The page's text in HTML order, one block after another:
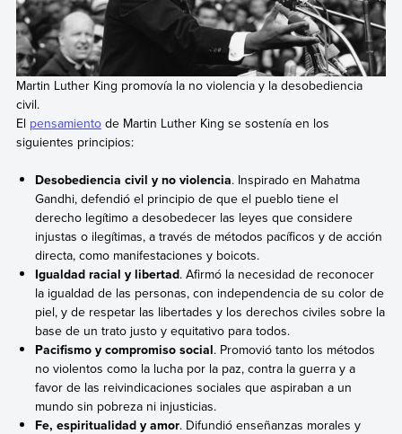
Martin Luther King promovía la no violencia y la desobediencia
civil.
El pensamientode Martin Luther King se sostenía en los
siguientes principios:
Desobediencia civil y no violencia. Inspirado en Mahatma
Gandhi, defendió el principio de que el pueblo tiene el
derecho legítimo a desobedecer las leyes que considere
injustas o ilegítimas, a través de métodos pacíficos y de acción
directa, como manifestaciones y boicots.
Igualdad racial y libertad. Afirmó la necesidad de reconocer
la igualdad de las personas, con independencia de su color de
piel, y de respetar las libertades y los derechos civiles sobre la
base de un trato justo y equitativo para todos.
Pacifismo y compromiso social. Promovió tanto los métodos
no violentos como la lucha por la paz, contra la guerra y a
favor de las reivindicaciones sociales que aspiraban a un
mundo sin pobreza ni injusticias.
Fe, espiritualidad y amor. Difundió enseñanzas morales y